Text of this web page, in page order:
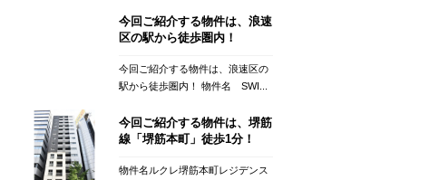
今回ご紹介する物件は、浪速
区の駅から徒歩圏内！
今回ご紹介する物件は、浪速区の
駅から徒歩圏内！ 物件名 SWI...
今回ご紹介する物件は、堺筋
線「堺筋本町」徒歩1分！
物件名ルクレ堺筋本町レジデンス